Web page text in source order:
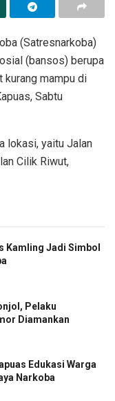
(Satresnarkoba)
(bansos) berupa
kurang mampu di
Sabtu
lokasi, yaitu Jalan
Cilik Riwut,
Kamling Jadi Simbol
Pelaku
Diamankan
Edukasi Warga
Narkoba